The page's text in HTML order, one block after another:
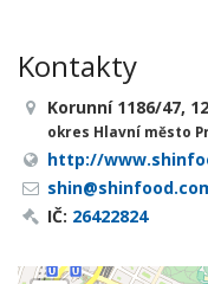
Kontakty
Korunní 1186/47,
okres Hlavní město
http://
IČ: 26422824